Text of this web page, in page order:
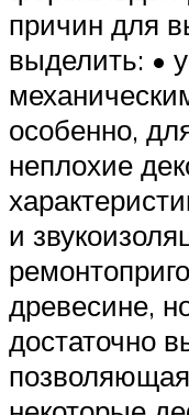
причин для
выделить: •
особенно,
неплохие
и
древесине,
достаточно